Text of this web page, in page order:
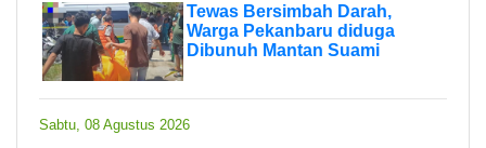
Tewas Bersimbah Darah,
Warga Pekanbaru diduga
Dibunuh Mantan Suami
Sabtu, 08 Agustus 2026